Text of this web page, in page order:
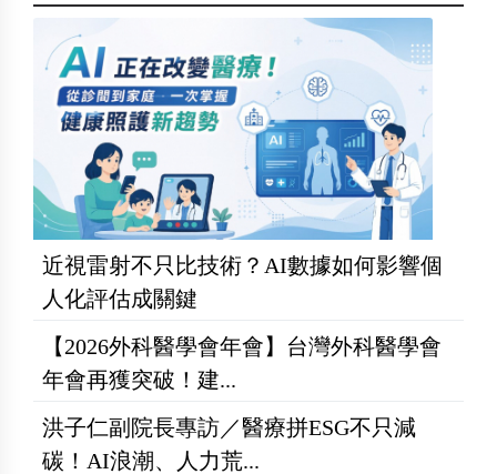
近視雷射不只比技術？AI數據如何影響個
人化評估成關鍵
【2026外科醫學會年會】台灣外科醫學會
年會再獲突破！建...
洪子仁副院長專訪／醫療拼ESG不只減
碳！AI浪潮、人力荒...